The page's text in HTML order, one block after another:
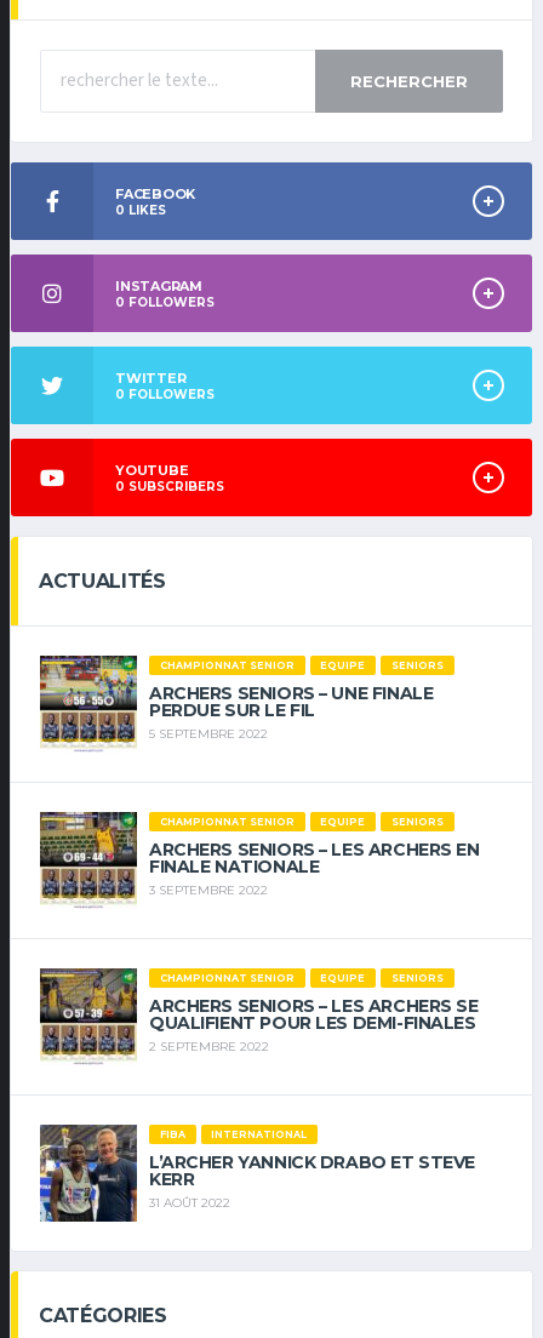
RECHERCHER
FACEBOOK
0 LIKES
INSTAGRAM
0 FOLLOWERS
TWITTER
0 FOLLOWERS
YOUTUBE
0 SUBSCRIBERS
ACTUALITÉS
CHAMPIONNAT SENIOR EQUIPE SENIORS
ARCHERS SENIORS – UNE FINALE
PERDUE SUR LE FIL
5 SEPTEMBRE 2022
CHAMPIONNAT SENIOR EQUIPE SENIORS
ARCHERS SENIORS – LES ARCHERS EN
FINALE NATIONALE
3 SEPTEMBRE 2022
CHAMPIONNAT SENIOR EQUIPE SENIORS
ARCHERS SENIORS – LES ARCHERS SE
QUALIFIENT POUR LES DEMI-FINALES
2 SEPTEMBRE 2022
FIBA INTERNATIONAL
L’ARCHER YANNICK DRABO ET STEVE
KERR
31 AOÛT 2022
CATÉGORIES